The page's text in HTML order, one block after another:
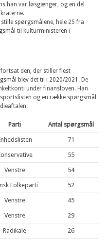
han var løsgænger, og en del
spørgsmålene, hele 25 fra
til kulturministeren i
den, der stiller flest
blev det til i 2020/2021. De
under finansloven. Han
og en række spørgsmål
Parti Antal spørgsmål
71
55
Venstre 54
Folkeparti 52
Venstre 45
Venstre 29
Radikale 26